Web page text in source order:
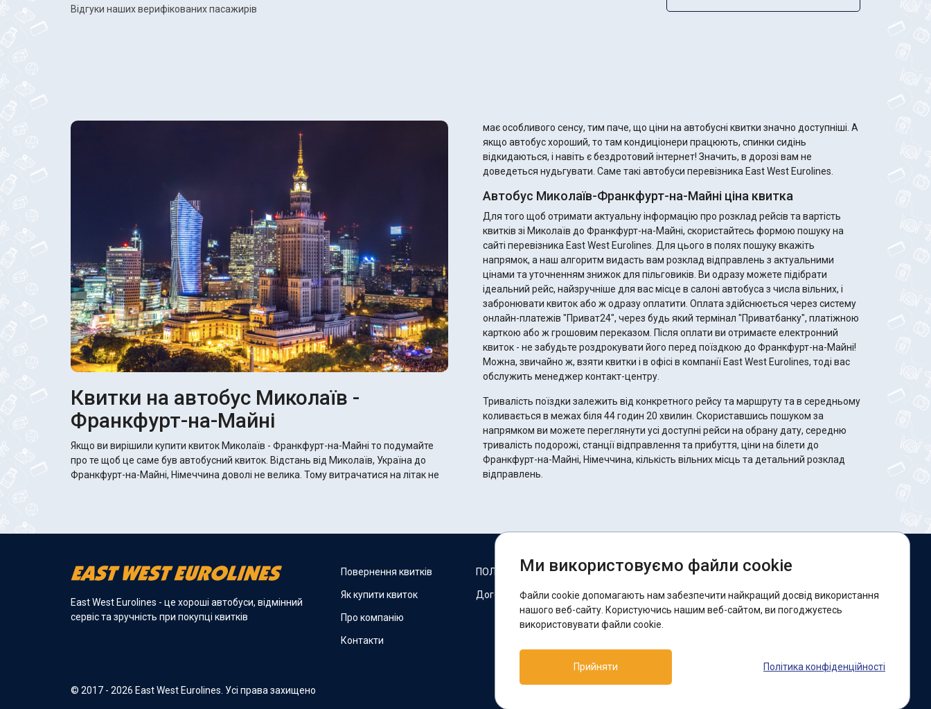
Відгуки наших верифікованих пасажирів
Квитки на автобус Миколаїв -
Франкфурт-на-Майні
Якщо ви вирішили купити квиток Миколаїв - Франкфурт-на-Майні то подумайте
про те щоб це саме був автобусний квиток. Відстань від Миколаїв, Україна до
Франкфурт-на-Майні, Німеччина доволі не велика. Тому витрачатися на літак не
має особливого сенсу, тим паче, що ціни на автобусні квитки значно доступніші. А
якщо автобус хороший, то там кондиціонери працюють, спинки сидінь
відкидаються, і навіть є бездротовий інтернет! Значить, в дорозі вам не
доведеться нудьгувати. Саме такі автобуси перевізника East West Eurolines.
Автобус Миколаїв-Франкфурт-на-Майні ціна квитка
Для того щоб отримати актуальну інформацію про розклад рейсів та вартість
квитків зі Миколаїв до Франкфурт-на-Майні, скористайтесь формою пошуку на
сайті перевізника East West Eurolines. Для цього в полях пошуку вкажіть
напрямок, а наш алгоритм видасть вам розклад відправлень з актуальними
цінами та уточненням знижок для пільговиків. Ви одразу можете підібрати
ідеальний рейс, найзручніше для вас місце в салоні автобуса з числа вільних, і
забронювати квиток або ж одразу оплатити. Оплата здійснюється через систему
онлайн-платежів "Приват24", через будь який термінал "Приватбанку", платіжною
карткою або ж грошовим переказом. Після оплати ви отримаєте електронний
квиток - не забудьте роздрокувати його перед поїздкою до Франкфурт-на-Майні!
Можна, звичайно ж, взяти квитки і в офісі в компанії East West Eurolines, тоді вас
обслужить менеджер контакт-центру.
Тривалість поїздки залежить від конкретного рейсу та маршруту та в середньому
коливається в межах біля 44 годин 20 хвилин. Скориставшись пошуком за
напрямком ви можете переглянути усі доступні рейси на обрану дату, середню
тривалість подорожі, станції відправлення та прибуття, ціни на білети до
Франкфурт-на-Майні, Німеччина, кількість вільних місць та детальний розклад
відправлень.
East West Eurolines - це хороші автобуси, відмінний
сервіс та зручність при покупці квитків
© 2017 - 2026 East West Eurolines. Усі права захищено
Повернення квитків
Як купити квиток
Про компанію
Контакти
ПОЛІТИКА COOKIES
Договір оферти
Ми в соцмережах:
Facebook
Підтримка:
Telegram-бот
Ми використовуємо файли cookie
Файли cookie допомагають нам забезпечити найкращий досвід використання
нашого веб-сайту. Користуючись нашим веб-сайтом, ви погоджуєтесь
використовувати файли cookie.
Прийняти Політика конфіденційності